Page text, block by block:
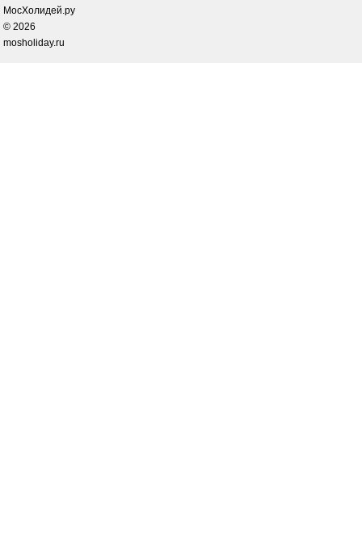
МосХолидей.ру
© 2026
mosholiday.ru